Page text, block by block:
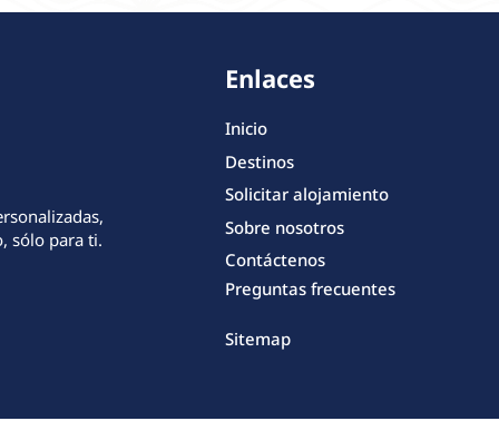
sólo para ti.
Enlaces
Inicio
Destinos
Solicitar alojamiento
Sobre nosotros
Contáctenos
Preguntas frecuentes
Sitemap